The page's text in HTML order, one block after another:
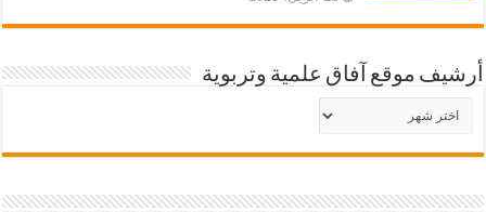
أرشيف موقع آفاق علمية وتربوية
أرشيف
موقع